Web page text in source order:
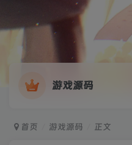
游戏源码
首页 游戏源码 正文